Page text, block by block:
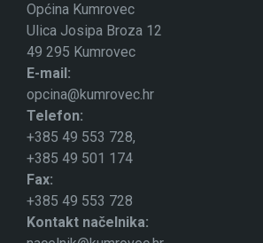
Općina Kumrovec
Ulica Josipa Broza 12
49 295 Kumrovec
E-mail:
opcina@kumrovec.hr
Telefon:
+385 49 553 728,
+385 49 501 174
Fax:
+385 49 553 728
Kontakt načelnika: